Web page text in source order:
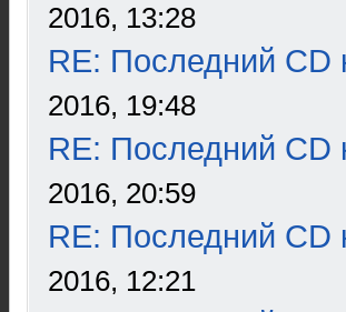
2016, 13:28
RE: Последний CD
2016, 19:48
RE: Последний CD
2016, 20:59
RE: Последний CD
2016, 12:21